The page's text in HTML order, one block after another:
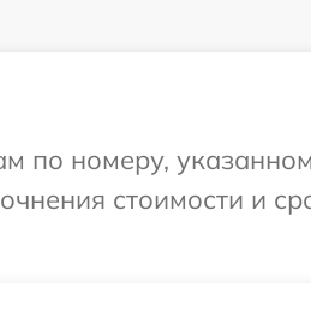
по номеру,
стоимости и